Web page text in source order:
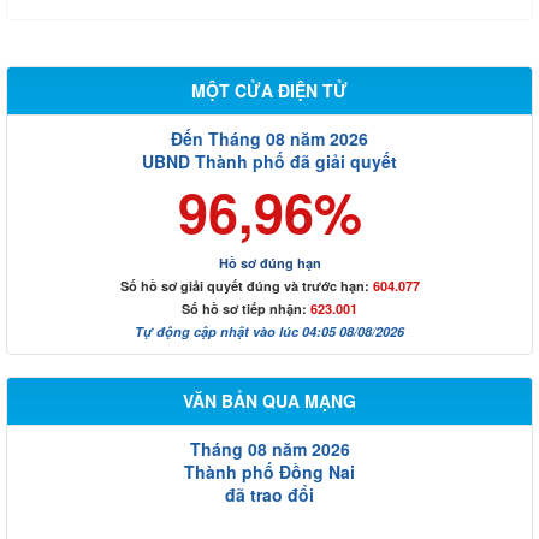
MỘT CỬA ĐIỆN TỬ
Đến Tháng 08 năm 2026
UBND Thành phố đã giải quyết
96,96%
Hồ sơ đúng hạn
Số hồ sơ giải quyết đúng và trước hạn: 604.077
Số hồ sơ tiếp nhận: 623.001
Tự động cập nhật vào lúc 04:05 08/08/2026
VĂN BẢN QUA MẠNG
Tháng 08 năm 2026
Thành phố Đồng Nai
đã trao đổi